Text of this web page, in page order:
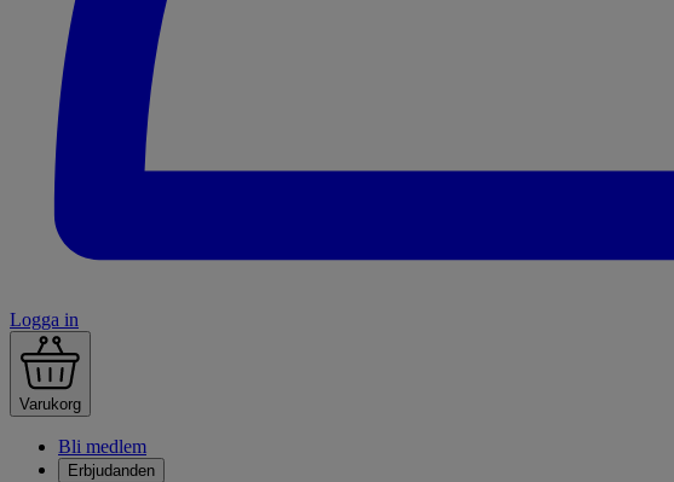
Logga in
Varukorg
Bli medlem
Erbjudanden